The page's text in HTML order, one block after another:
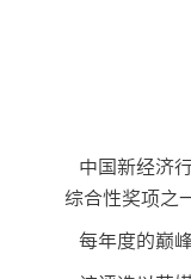
中国新经济
综合性奖项之
每年度的巅